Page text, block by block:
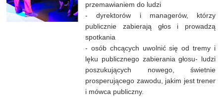
przemawianiem do ludzi
- dyrektorów i managerów, którzy
publicznie zabierają głos i prowadzą
spotkania
- osób chcących uwolnić się od tremy i
lęku publicznego zabierania głosu- ludzi
poszukujących nowego, świetnie
prosperującego zawodu, jakim jest trener
i mówca publiczny.